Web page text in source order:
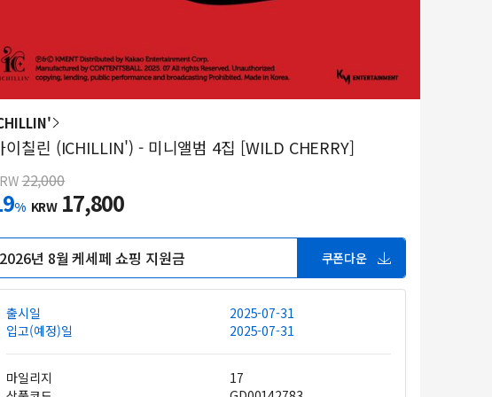
이칠린 (ICHILLIN') - 미니앨범 4집 [WILD CHERRY]
22,000
% KRW 17,800
2026년 8월 케세페 쇼핑 지원금 쿠폰다운
출시일
2025-07-31
입고(예정)일
2025-07-31
마일리지
17